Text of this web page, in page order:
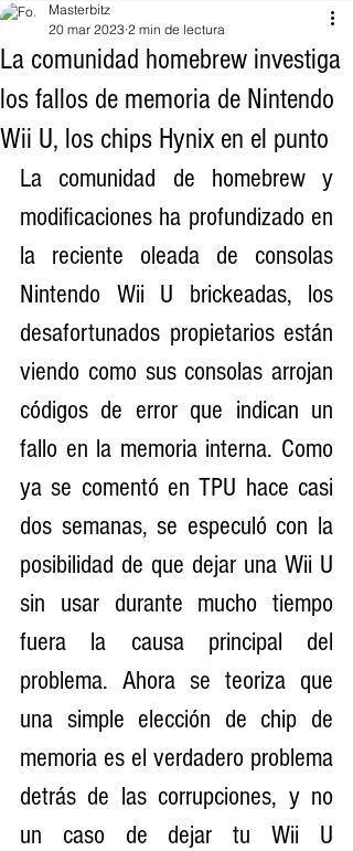
La comunidad homebrew investiga
los fallos de memoria de Nintendo
Wii U, los chips Hynix en el punto
Masterbitz
20 mar 2023 2 min de lectura
La comunidad de homebrew y
modificaciones ha profundizado en
la reciente oleada de consolas
Nintendo Wii U brickeadas, los
desafortunados propietarios están
viendo como sus consolas arrojan
códigos de error que indican un
fallo en la memoria interna. Como
ya se comentó en TPU hace casi
dos semanas, se especuló con la
posibilidad de que dejar una Wii U
sin usar durante mucho tiempo
fuera la causa principal del
problema. Ahora se teoriza que
una simple elección de chip de
memoria es el verdadero problema
detrás de las corrupciones, y no
un caso de dejar tu Wii U